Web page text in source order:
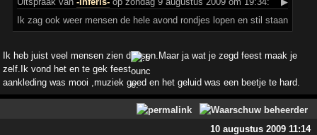
Ik zag ook weer mensen de hele avond rondjes lopen en stil staan
Ik heb juist veel mensen zien dansen.Maar ja wat je zegd feest maak je
zelf.Ik vond het en te gek feest
aankleding was mooi ,muziek goed en het geluid was een beetje te hard.
10 augustus 2009 11:14